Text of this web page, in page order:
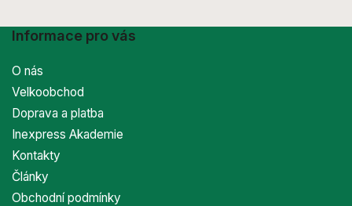
Informace pro vás
O nás
Velkoobchod
Doprava a platba
Inexpress Akademie
Kontakty
Články
Obchodní podmínky